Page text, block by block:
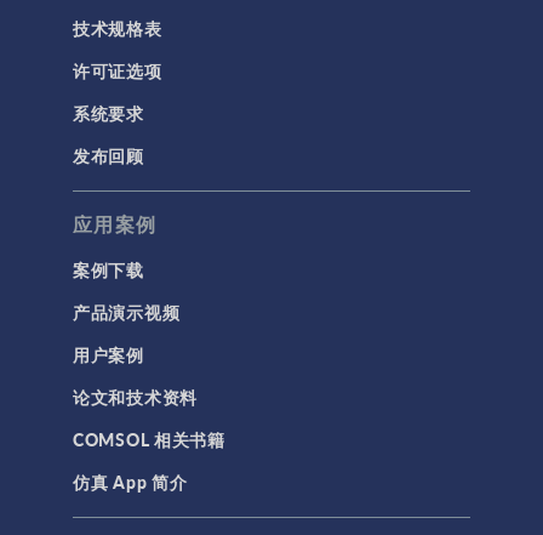
技术规格表
许可证选项
系统要求
发布回顾
应用案例
案例下载
产品演示视频
用户案例
论文和技术资料
COMSOL 相关书籍
仿真 App 简介